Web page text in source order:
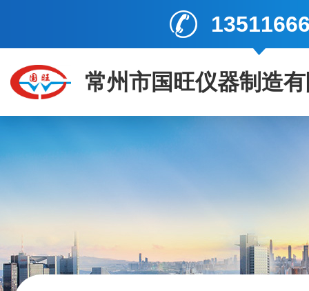
常州市国旺仪器制造